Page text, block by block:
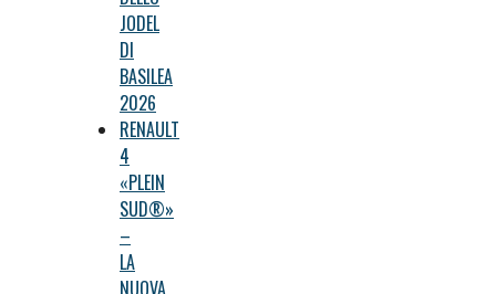
JODEL
DI
BASILEA
2026
RENAULT
4
«PLEIN
SUD®»
–
LA
NUOVA